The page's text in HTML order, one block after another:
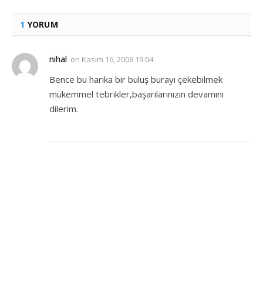
1 YORUM
nihal on Kasım 16, 2008 19:04
Bence bu harika bir buluş burayı çekebilmek
mükemmel tebrikler,başarılarınızın devamını
dilerim.